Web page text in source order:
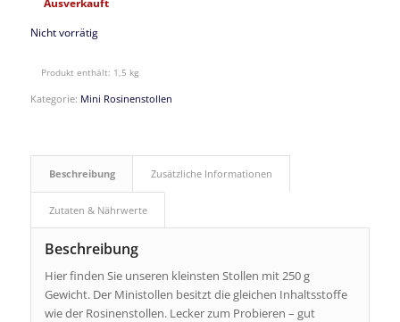
Nicht vorrätig
Produkt enthält: 1,5 kg
Kategorie: Mini Rosinenstollen
Beschreibung Zusätzliche Informationen
Zutaten & Nährwerte
Beschreibung
Hier finden Sie unseren kleinsten Stollen mit 250 g
Gewicht. Der Ministollen besitzt die gleichen Inhaltsstoffe
wie der Rosinenstollen. Lecker zum Probieren – gut